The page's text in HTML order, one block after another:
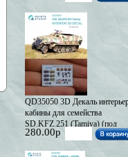
QD35050 3D Декаль
кабины для семейства
SD.KFZ.251 (Tamiya) (под
заказ)
280.00р